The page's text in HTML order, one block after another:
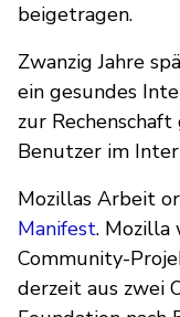
beigetragen.
Zwanzig Jahre
ein gesundes
zur
Benutzer im
Mozillas Arbeit
Manifest. Mozilla
Community-
derzeit aus zwei